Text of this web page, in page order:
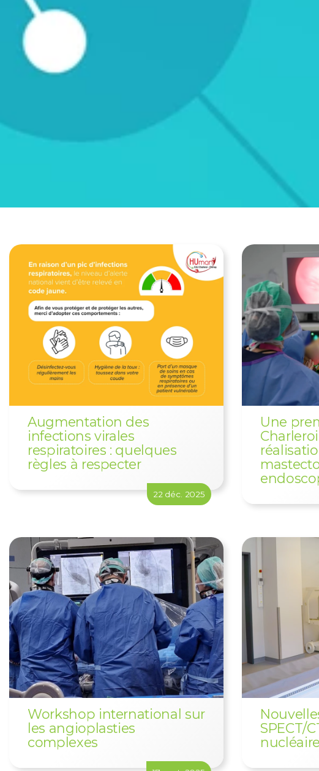
Augmentation des
infections virales
respiratoires : quelques
règles à respecter
22 déc. 2025
Une
Workshop international sur
les angioplasties
complexes
SPECT/
nucléaire